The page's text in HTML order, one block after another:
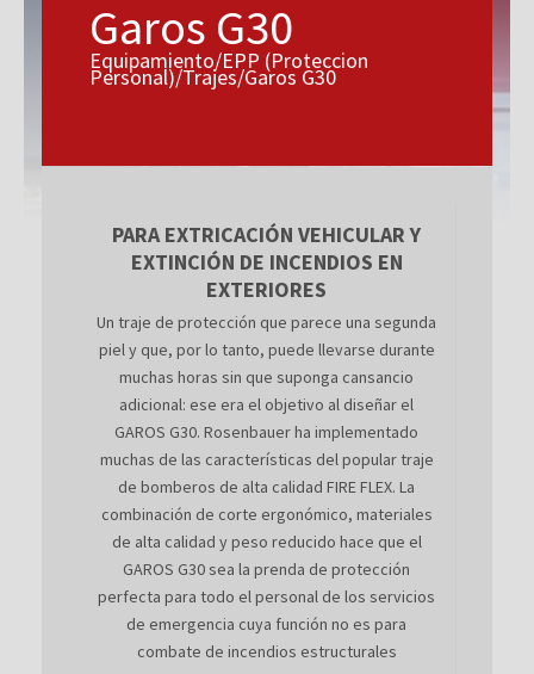
Garos G30
Equipamiento/EPP (Proteccion
Personal)/Trajes/Garos G30
PARA EXTRICACIÓN VEHICULAR Y
EXTINCIÓN DE INCENDIOS EN
EXTERIORES
Un traje de protección que parece una segunda
piel y que, por lo tanto, puede llevarse durante
muchas horas sin que suponga cansancio
adicional: ese era el objetivo al diseñar el
GAROS G30. Rosenbauer ha implementado
muchas de las características del popular traje
de bomberos de alta calidad FIRE FLEX. La
combinación de corte ergonómico, materiales
de alta calidad y peso reducido hace que el
GAROS G30 sea la prenda de protección
perfecta para todo el personal de los servicios
de emergencia cuya función no es para
combate de incendios estructurales